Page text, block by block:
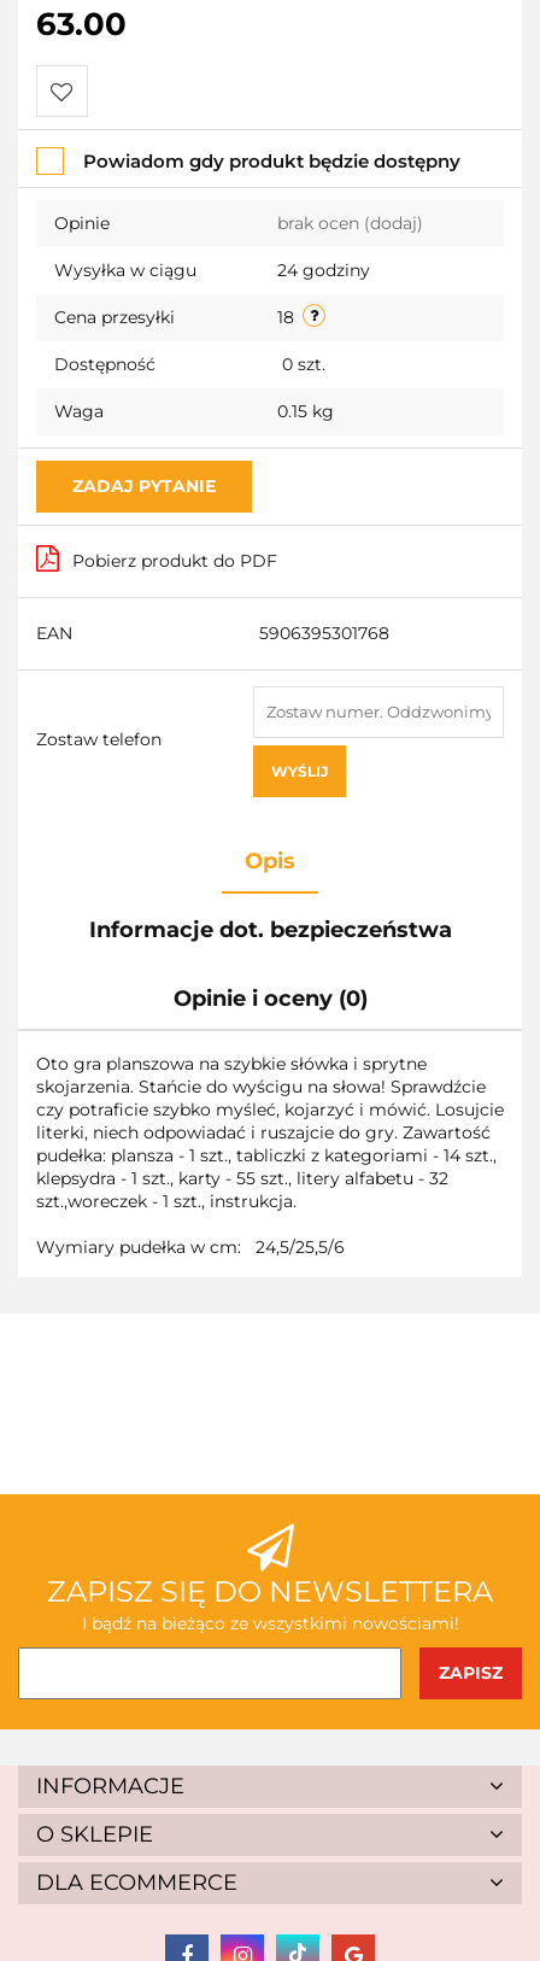
63.00
Do
przechowalni
Powiadom gdy produkt będzie dostępny
Opinie brak ocen (dodaj)
Wysyłka w ciągu 24 godziny
Cena przesyłki 18
Dostępność 0 szt.
Waga 0.15 kg
ZADAJ PYTANIE
Pobierz produkt do PDF
EAN 5906395301768
Zostaw telefon
WYŚLIJ
Opis
Informacje dot. bezpieczeństwa
Opinie i oceny (0)
Oto gra planszowa na szybkie słówka i sprytne
skojarzenia. Stańcie do wyścigu na słowa! Sprawdźcie
czy potraficie szybko myśleć, kojarzyć i mówić. Losujcie
literki, niech odpowiadać i ruszajcie do gry. Zawartość
pudełka: plansza - 1 szt., tabliczki z kategoriami - 14 szt.,
klepsydra - 1 szt., karty - 55 szt., litery alfabetu - 32
szt.,woreczek - 1 szt., instrukcja.
Wymiary pudełka w cm: 24,5/25,5/6
ABAKUS
AKSJOMAT
ALBIS
ZAPISZ SIĘ DO NEWSLETTERA
I bądź na bieżąco ze wszystkimi nowościami!
INFORMACJE
O SKLEPIE
DLA ECOMMERCE